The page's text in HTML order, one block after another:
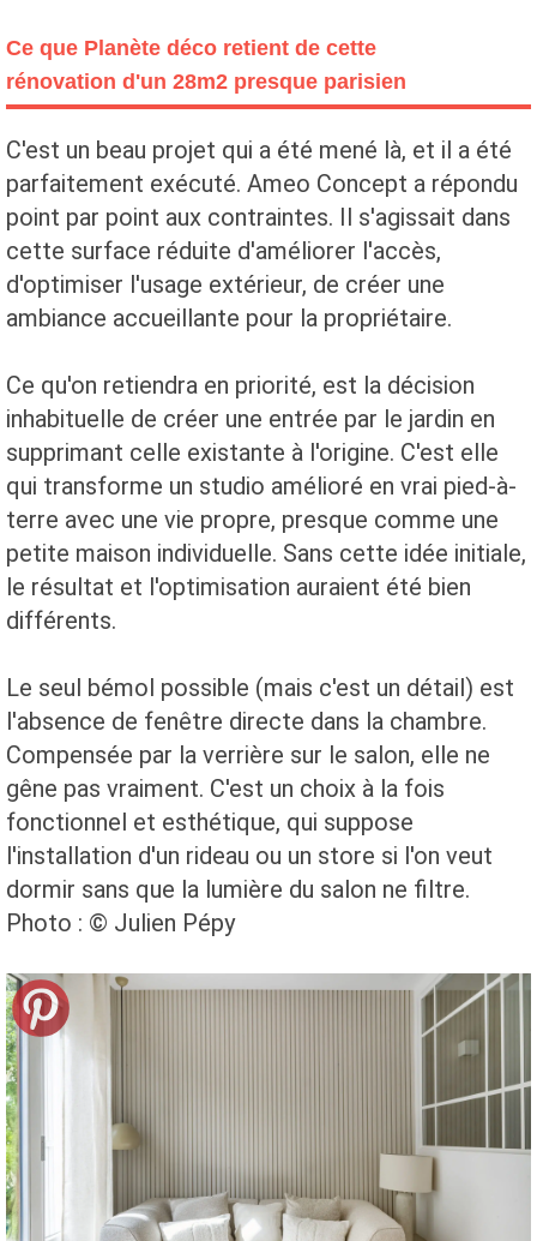
Ce que Planète déco retient de cette
rénovation d'un 28m2 presque parisien
C'est un beau projet qui a été mené là, et il a été
parfaitement exécuté. Ameo Concept a répondu
point par point aux contraintes. Il s'agissait dans
cette surface réduite d'améliorer l'accès,
d'optimiser l'usage extérieur, de créer une
ambiance accueillante pour la propriétaire.
Ce qu'on retiendra en priorité, est la décision
inhabituelle de créer une entrée par le jardin en
supprimant celle existante à l'origine. C'est elle
qui transforme un studio amélioré en vrai pied-à-
terre avec une vie propre, presque comme une
petite maison individuelle. Sans cette idée initiale,
le résultat et l'optimisation auraient été bien
différents.
Le seul bémol possible (mais c'est un détail) est
l'absence de fenêtre directe dans la chambre.
Compensée par la verrière sur le salon, elle ne
gêne pas vraiment. C'est un choix à la fois
fonctionnel et esthétique, qui suppose
l'installation d'un rideau ou un store si l'on veut
dormir sans que la lumière du salon ne filtre.
Photo : © Julien Pépy